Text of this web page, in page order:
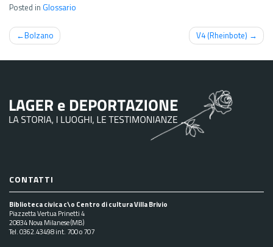
Posted in Glossario
Navigazione
articoli
Bolzano V4 (Rheinbote)
CONTATTI
Biblioteca civica c\o Centro di cultura Villa Brivio
Piazzetta Vertua Prinetti 4
20834 Nova Milanese (MB)
Tel. 0362.43498 int. 700 o 707